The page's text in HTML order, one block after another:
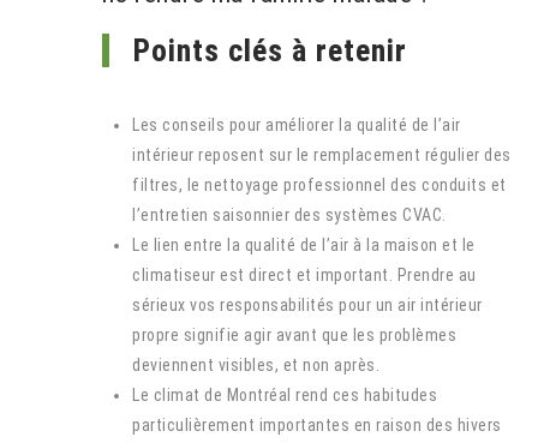
Points clés à retenir
Les conseils pour améliorer la qualité de l’air
intérieur reposent sur le remplacement régulier des
filtres, le nettoyage professionnel des conduits et
l’entretien saisonnier des systèmes CVAC.
Le lien entre la qualité de l’air à la maison et le
climatiseur est direct et important. Prendre au
sérieux vos responsabilités pour un air intérieur
propre signifie agir avant que les problèmes
deviennent visibles, et non après.
Le climat de Montréal rend ces habitudes
particulièrement importantes en raison des hivers